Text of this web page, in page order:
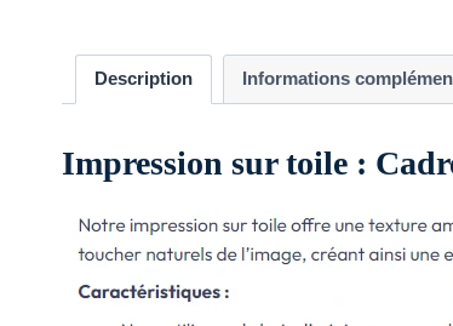
Description Informations
Impression sur toile :